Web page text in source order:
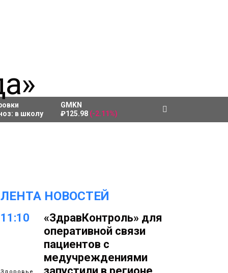
в школу
GMKN
₽125.98 (-2.11%)
ЛЕНТА НОВОСТЕЙ
11:10
«ЗдравКонтроль» для
оперативной связи
пациентов с
медучреждениями